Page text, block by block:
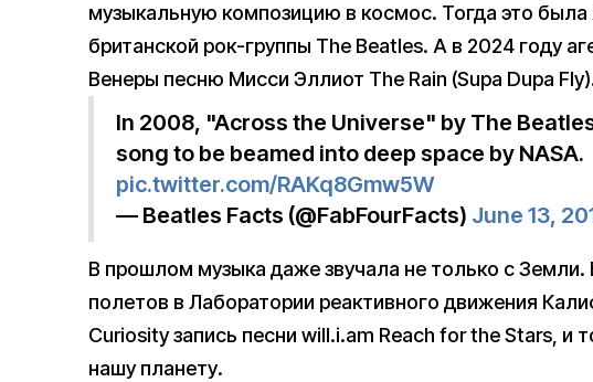
музыкальную композицию в космос. Тогда это была
британской рок-группы The Beatles. А в 2024 году
Венеры песню Мисси Эллиот The Rain (Supa Dupa
In 2008, "Across the Universe" by The
song to be beamed into deep space by NASA.
pic.twitter.com/RAKq8Gmw5W
— Beatles Facts (@FabFourFacts) June 13,
В прошлом музыка даже звучала не только с Земли.
полетов в Лаборатории реактивного движения
Curiosity запись песни will.i.am Reach for the Stars, и
нашу планету.